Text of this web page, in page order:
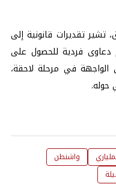
، تشير تقديرات قانونية إلى
دعاوى فردية للحصول على
في مرحلة لاحقة،
حوله.
واشنطن